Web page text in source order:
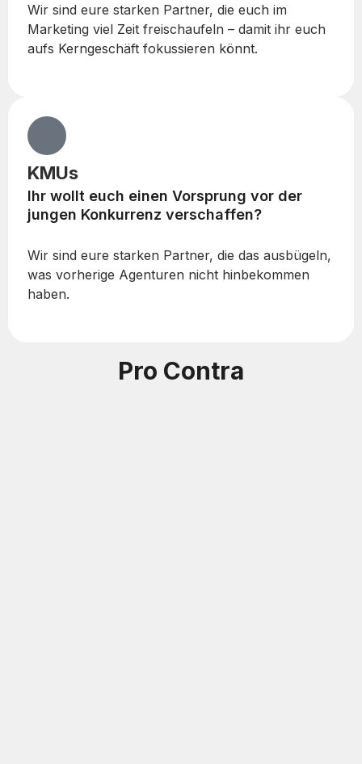
Wir sind eure starken Partner, die euch im
Marketing viel Zeit freischaufeln – damit ihr euch
aufs Kerngeschäft fokussieren könnt.
KMUs
Ihr wollt euch einen Vorsprung vor der
jungen Konkurrenz verschaffen?
Wir sind eure starken Partner, die das ausbügeln,
was vorherige Agenturen nicht hinbekommen
haben.
Pro Contra